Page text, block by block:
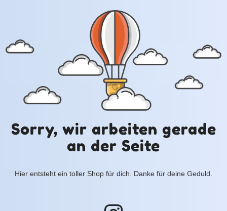
Sorry, wir arbeiten gerade
an der Seite
Hier entsteht ein toller Shop für dich. Danke für deine Geduld.